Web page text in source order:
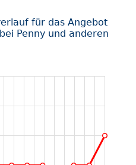
für das Angebot
bei Penny und anderen